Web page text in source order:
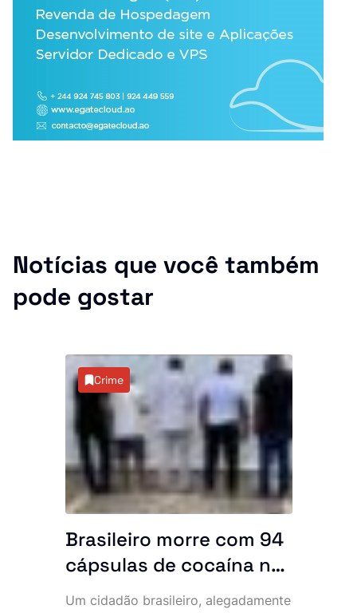
Notícias que você também
pode gostar
Crime
Brasileiro morre com 94
cápsulas de cocaína no
abdómen e SIC
Um cidadão brasileiro, alegadamente